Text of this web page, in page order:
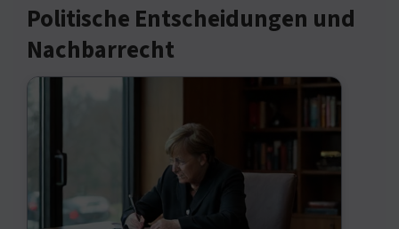
Politische Entscheidungen und
Nachbarrecht